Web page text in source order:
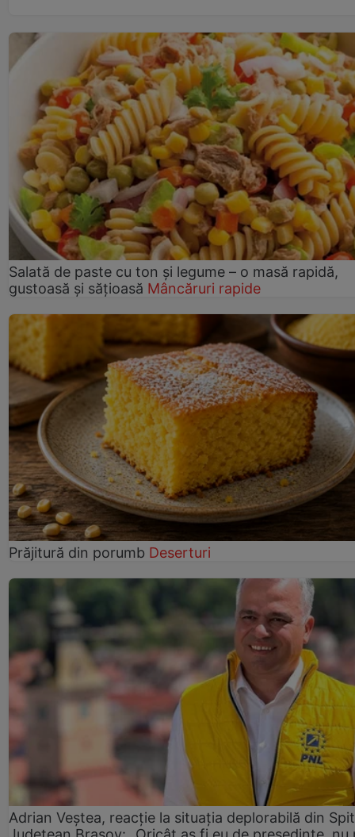
Salată de paste cu ton și legume – o masă rapidă,
gustoasă și sățioasă Mâncăruri rapide
Prăjitură din porumb Deserturi
Adrian Veștea, reacție la situația deplorabilă din